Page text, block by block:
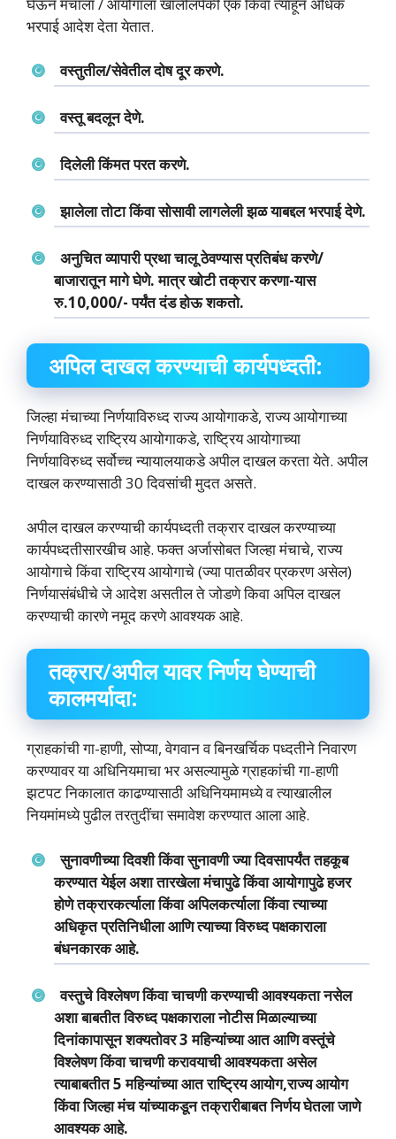
भरपाई आदेश देता येतात.
वस्‍तुतील/सेवेतील दोष दूर करणे.
वस्‍तू बदलून देणे.
दिलेली किंमत परत करणे.
झालेला तोटा किंवा सोसावी लागलेली झळ याबद्दल भरपाई देणे.
अनुचित व्‍यापारी प्रथा चालू ठेवण्‍यास प्रतिबंध करणे/
बाजारातून मागे घेणे. मात्र खोटी तक्रार करणा-यास
रु.10,000/- पर्यंत दंड होऊ शकतो.
अपिल दाखल करण्‍याची कार्यपध्‍दती:
जिल्‍हा मंचाच्‍या निर्णयाविरुध्‍द राज्‍य आयोगाकडे, राज्‍य आयोगाच्‍या
निर्णयाविरुध्‍द राष्ट्रिय आयोगाकडे, राष्ट्रिय आयोगाच्‍या
निर्णयाविरुध्‍द सर्वोच्‍च न्‍यायालयाकडे अपील दाखल करता येते. अपील
दाखल करण्‍यासाठी 30 दिवसांची मुदत असते.
अपील दाखल करण्‍याची कार्यपध्‍दती तक्रार दाखल करण्‍याच्‍या
कार्यपध्‍दतीसारखीच आहे. फक्‍त अर्जासोबत जिल्‍हा मंचाचे, राज्‍य
आयोगाचे किंवा राष्ट्रिय आयोगाचे (ज्‍या पातळीवर प्रकरण असेल)
निर्णयासंबंधीचे जे आदेश असतील ते जोडणे किवा अपिल दाखल
करण्‍याची कारणे नमूद करणे आवश्‍यक आहे.
तक्रार/अपील यावर निर्णय घेण्‍याची
कालमर्यादा:
ग्राहकांची गा-हाणी, सोप्या, वेगवान व बिनखर्चिक पध्‍दतीने निवारण
करण्‍यावर या अधिनियमाचा भर असल्‍यामुळे ग्राहकांची गा-हाणी
झटपट निकालात काढण्‍यासाठी अधिनियमामध्‍ये व त्‍याखालील
नियमांमध्‍ये पुढील तरतुदींचा समावेश करण्‍यात आला आहे.
सुनावणीच्‍या दिवशी किंवा सुनावणी ज्‍या दिवसापर्यंत तहकूब
करण्‍यात येईल अशा तारखेला मंचापुढे किंवा आयोगापुढे हजर
होणे तक्रारकर्त्‍याला किंवा अपिलकर्त्‍याला किंवा त्‍याच्‍या
अधिकृत प्रतिनिधीला आणि त्‍याच्‍या विरुध्‍द पक्षकाराला
बंधनकारक आहे.
वस्‍तुचे विश्‍लेषण किंवा चाचणी करण्‍याची आवश्‍यकता नसेल
अशा बाबतीत विरुध्‍द पक्षकाराला नोटीस मिळाल्‍याच्‍या
दिनांकापासून शक्‍यतोवर 3 महिन्‍यांच्‍या आत आणि वस्‍तूंचे
विश्‍लेषण किंवा चाचणी करावयाची आवश्‍यकता असेल
त्‍याबाबतीत 5 महिन्‍यांच्‍या आत राष्ट्रिय आयोग,राज्‍य आयोग
किंवा जिल्‍हा मंच यांच्‍याकडून तक्रारीबाबत निर्णय घेतला जाणे
आवश्‍यक आहे.